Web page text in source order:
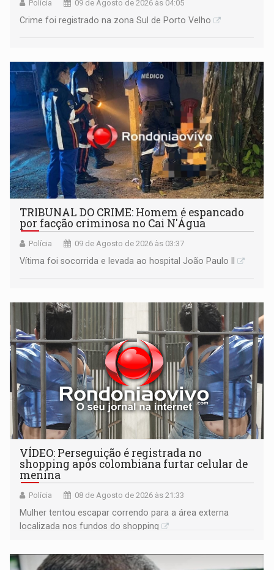
Polícia 09 de Agosto de 2026 às 04:05
Crime foi registrado na zona Sul de Porto Velho
TRIBUNAL DO CRIME: Homem é espancado
por facção criminosa no Cai N'Água
Polícia 09 de Agosto de 2026 às 03:37
Vítima foi socorrida e levada ao hospital João Paulo II
VÍDEO: Perseguição é registrada no
shopping após colombiana furtar celular de
menina
Polícia 08 de Agosto de 2026 às 21:33
Mulher tentou escapar correndo para a área externa
localizada nos fundos do shopping